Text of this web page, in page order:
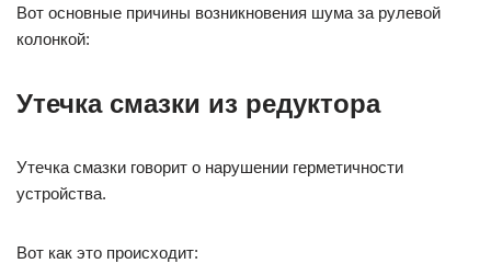
Вот основные причины возникновения шума за рулевой
колонкой:
Утечка смазки из редуктора
Утечка смазки говорит о нарушении герметичности
устройства.
Вот как это происходит: